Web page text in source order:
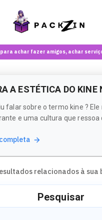
para achar fazer amigos, achar
A ESTÉTICA DO KINE
falar sobre o termo kine ?
e uma cultura que ressoa
conteúdos e comunidades
relacionados à sua
Pesquisar